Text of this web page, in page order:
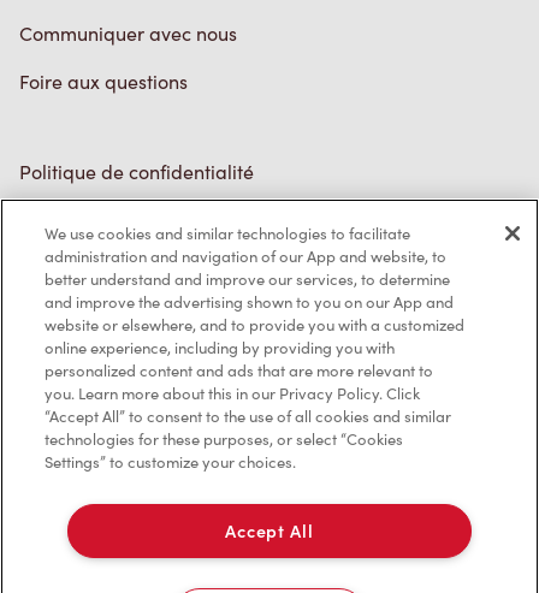
Communiquer avec nous
Foire aux questions
Politique de confidentialité
Marques de commerce
Accessibilité
Diagnostic
Contactez-nous
We use cookies and similar technologies to facilitate
administration and navigation of our App and website, to
better understand and improve our services, to determine
and improve the advertising shown to you on our App and
website or elsewhere, and to provide you with a customized
online experience, including by providing you with
personalized content and ads that are more relevant to
you. Learn more about this in our Privacy Policy. Click
“Accept All” to consent to the use of all cookies and similar
technologies for these purposes, or select “Cookies
Settings” to customize your choices.
Accept All